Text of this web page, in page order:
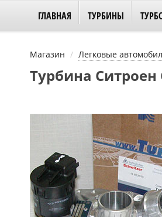
ГЛАВНАЯ ТУРБИНЫ
Магазин Легковые
Турбина Ситроен